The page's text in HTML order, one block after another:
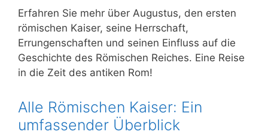
Erfahren Sie mehr über Augustus, den ersten
römischen Kaiser, seine Herrschaft,
Errungenschaften und seinen Einfluss auf die
Geschichte des Römischen Reiches. Eine Reise
in die Zeit des antiken Rom!
Alle Römischen Kaiser: Ein
umfassender Überblick